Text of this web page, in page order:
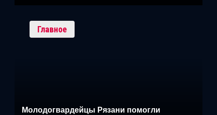
Главное
Молодогвардейцы Рязани помогли